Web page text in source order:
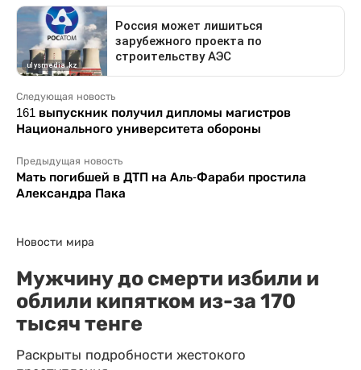
Следующая новость
161 выпускник получил дипломы магистров
Национального университета обороны
Предыдущая новость
Мать погибшей в ДТП на Аль-Фараби простила
Александра Пака
Новости мира
Мужчину до смерти избили и
облили кипятком из-за 170
тысяч тенге
Раскрыты подробности жестокого